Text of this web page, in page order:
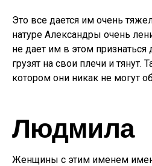
Это все дается им очень
натуре Александры очень
не дает им в этом
грузят на свои плечи и тянут.
котором они никак не могут
Людмила
Женщины с этим именем